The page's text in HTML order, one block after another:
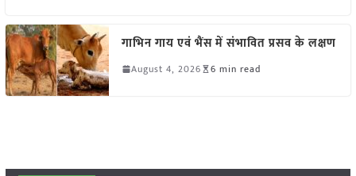
गाभिन गाय एवं भैंस में संभावित प्रसव के लक्षण
August 4, 2026 6 min read